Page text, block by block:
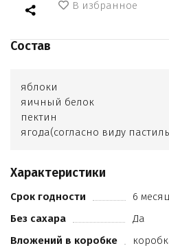
В избранное
Состав
яблоки
яичный белок
пектин
ягода(согласно виду
Характеристики
Срок годности
6
Без сахара
Да
Вложений в коробке